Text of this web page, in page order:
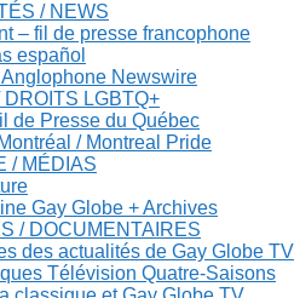
/ NEWS
– fil de presse francophone
español
Anglophone Newswire
DROITS LGBTQ+
de Presse du Québec
/ Montreal Pride
/ MÉDIAS
Gay Globe + Archives
/ DOCUMENTAIRES
des actualités de Gay Globe TV
Télévision Quatre-Saisons